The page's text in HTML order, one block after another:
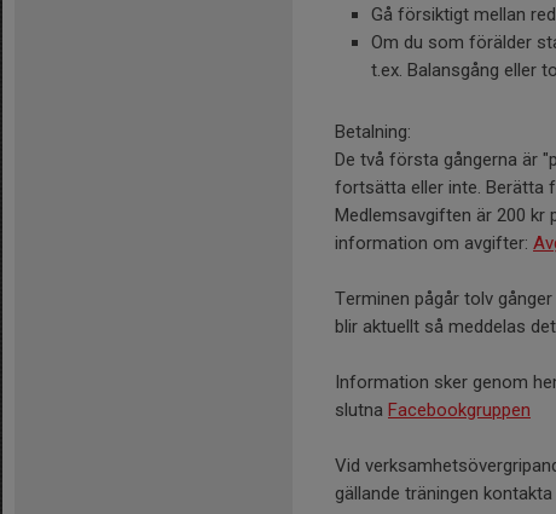
Gå försiktigt mellan
Om du som förälder
t.ex. Balansgång eller
Betalning:
De två första gångerna är
fortsätta eller inte. Berätta
Medlemsavgiften är 200 kr
information om avgifter:
Terminen pågår tolv
blir aktuellt så meddelas
Information sker genom
slutna Facebookgruppen
Vid
gällande träningen kontakta